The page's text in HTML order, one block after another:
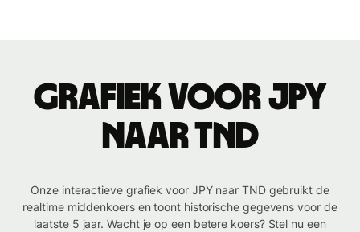
Grafiek voor JPY
naar TND
Onze interactieve grafiek voor JPY naar TND gebruikt de
realtime middenkoers en toont historische gegevens voor de
laatste 5 jaar. Wacht je op een betere koers? Stel nu een